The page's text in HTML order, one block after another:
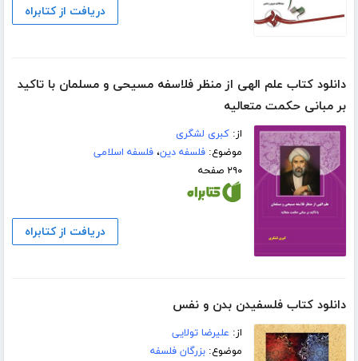
دریافت از کتابراه
دانلود کتاب علم الهی از منظر فلاسفه مسیحی و مسلمان با تاکید
بر مبانی حکمت متعالیه
از:کبری لشگری
موضوع:فلسفه دین،فلسفه اسلامی
۲۹۰ صفحه
دریافت از کتابراه
دانلود کتاب فلسفیدن بدن و نفس
از: علیرضا تولایی
موضوع:بزرگان فلسفه